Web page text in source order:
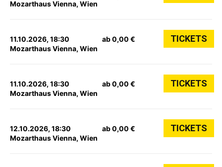
Mozarthaus Vienna, Wien
11.10.2026, 18:30
Mozarthaus Vienna, Wien
ab 0,00 € TICKETS
11.10.2026, 18:30
Mozarthaus Vienna, Wien
ab 0,00 € TICKETS
12.10.2026, 18:30
Mozarthaus Vienna, Wien
ab 0,00 € TICKETS